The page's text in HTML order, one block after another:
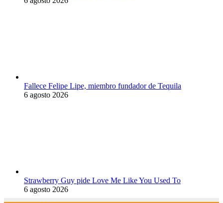
Fallece Felipe Lipe, miembro fundador de Tequila
6 agosto 2026
Strawberry Guy pide Love Me Like You Used To
6 agosto 2026